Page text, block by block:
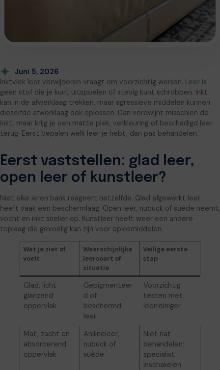
Juni 5, 2026
Inktvlek leer verwijderen vraagt om voorzichtig werken. Leer is
geen stof die je kunt uitspoelen of stevig kunt schrobben. Inkt
kan in de afwerklaag trekken, maar agressieve middelen kunnen
diezelfde afwerklaag ook oplossen. Dan verdwijnt misschien de
inkt, maar krijg je een matte plek, verkleuring of beschadigd leer
terug. Eerst bepalen welk leer je hebt, dan pas behandelen.
Eerst vaststellen: glad leer,
open leer of kunstleer?
Niet elke leren bank reageert hetzelfde. Glad afgewerkt leer
heeft vaak een beschermlaag. Open leer, nubuck of suède neemt
vocht en inkt sneller op. Kunstleer heeft weer een andere
toplaag die gevoelig kan zijn voor oplosmiddelen.
Wat je ziet of
voelt
Waarschijnlijke
leersoort of
situatie
Veilige eerste
stap
Glad, licht
glanzend
oppervlak
Gepigmenteer
d of
beschermd
leer
Voorzichtig
testen met
leerreiniger
Mat, zacht en
absorberend
oppervlak
Anilineleer,
nubuck of
suède
Niet nat
behandelen;
specialist
inschakelen